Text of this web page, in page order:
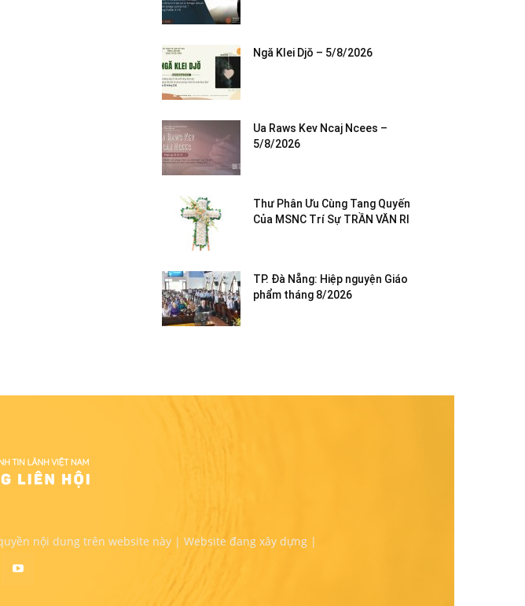
Ngă Klei Djŏ – 5/8/2026
Ua Raws Kev Ncaj Ncees –
5/8/2026
Thư Phân Ưu Cùng Tang Quyến
Của MSNC Trí Sự TRẦN VĂN RI
TP. Đà Nẵng: Hiệp nguyện Giáo
phẩm tháng 8/2026
nội dung trên website này | Website đang xây dựng |